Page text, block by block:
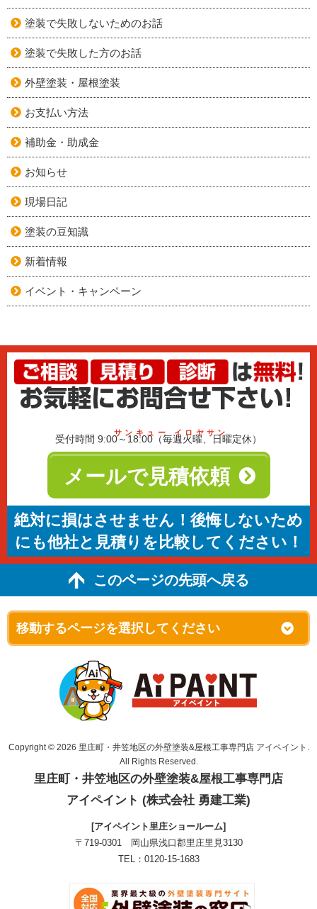
塗装で失敗しないためのお話
塗装で失敗した方のお話
外壁塗装・屋根塗装
お支払い方法
補助金・助成金
お知らせ
現場日記
塗装の豆知識
新着情報
イベント・キャンペーン
サンキュー イロヤサン
受付時間 9:00～18:00（毎週火曜、日曜定休）
メールで見積依頼
絶対に損はさせません！後悔しないため
にも他社と見積りを比較してください！
このページの先頭へ戻る
Copyright © 2026 里庄町・井笠地区の外壁塗装&屋根工事専門店 アイペイント.
All Rights Reserved.
里庄町・井笠地区の外壁塗装&屋根工事専門店
アイペイント (株式会社 勇建工業)
[アイペイント里庄ショールーム]
〒719-0301 岡山県浅口郡里庄里見3130
TEL：0120-15-1683